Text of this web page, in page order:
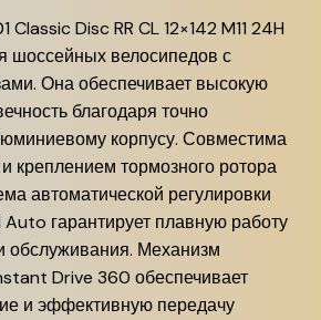
Classic Disc RR CL 12×142 M11 24H
шоссейных велосипедов с
Она обеспечивает высокую
благодаря точно
корпусу. Совместима
креплением тормозного ротора
автоматической регулировки
гарантирует плавную работу
обслуживания. Механизм
Drive 360 обеспечивает
и эффективную передачу